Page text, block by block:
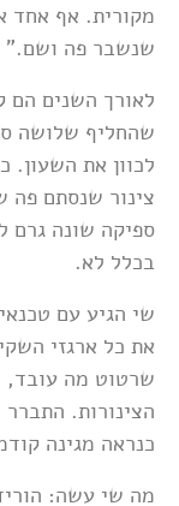
מקורית. אף אחד
שנשבר פה ושם."
לאורך השנים הם
שהחליף שלושה
לכוון את השעון.
צינור שנסתם
ספיקה שונה גרם
בכלל לא.
שי הגיע עם
את כל ארגזי
שרטוט מה עובד,
הצינורות.
כנראה מגינה
מה שי עשה: